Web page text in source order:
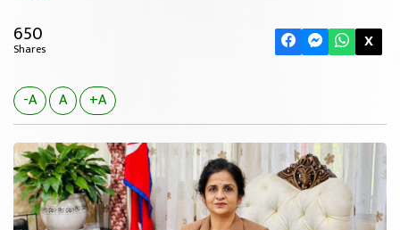
650
Shares X
-A A +A